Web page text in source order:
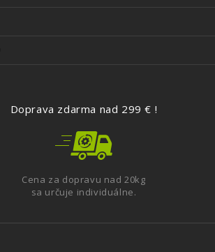
Doprava zdarma nad 299 € !
Cena za dopravu nad 20kg
sa určuje individuálne.